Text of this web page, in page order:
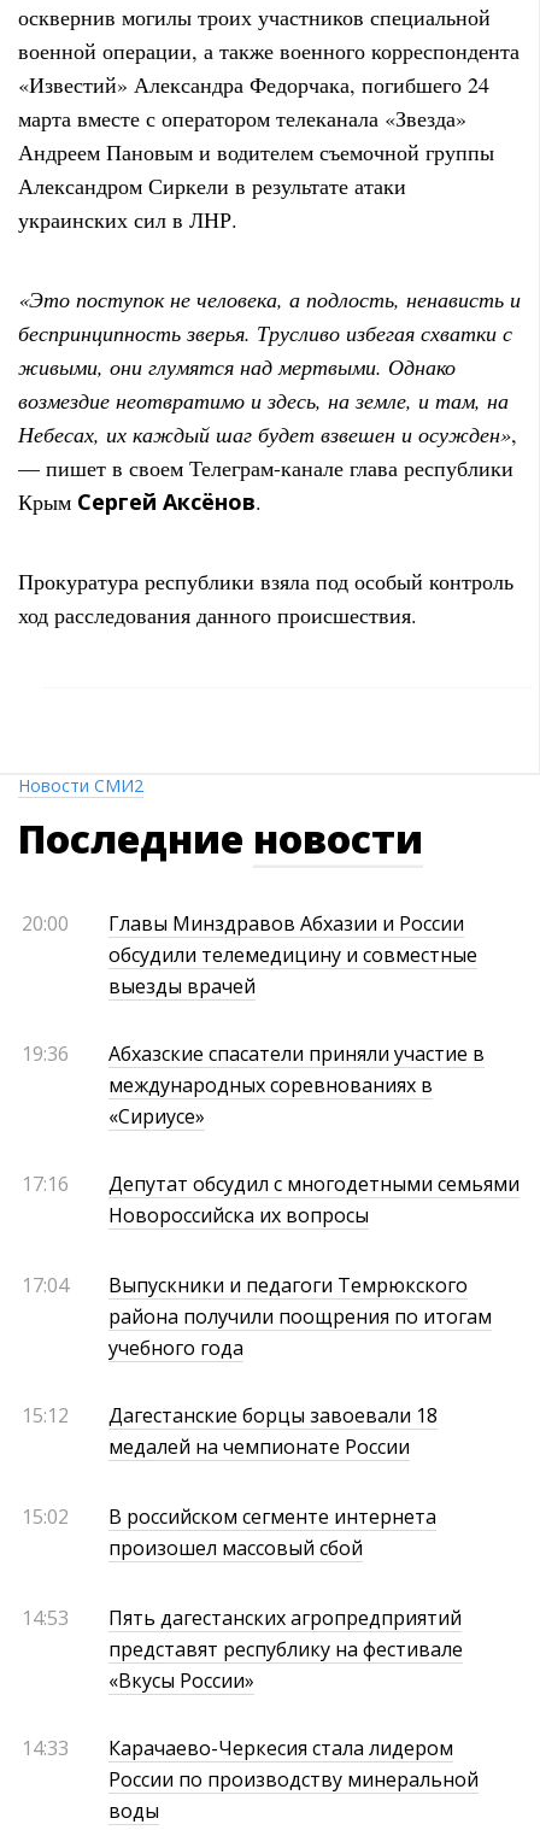
осквернив могилы троих участников специальной
военной операции, а также военного корреспондента
«Известий» Александра Федорчака, погибшего 24
марта вместе с оператором телеканала «Звезда»
Андреем Пановым и водителем съемочной группы
Александром Сиркели в результате атаки
украинских сил в ЛНР.
«Это поступок не человека, а подлость, ненависть и
беспринципность зверья. Трусливо избегая схватки с
живыми, они глумятся над мертвыми. Однако
возмездие неотвратимо и здесь, на земле, и там, на
Небесах, их каждый шаг будет взвешен и осужден»,
— пишет в своем Телеграм-канале глава республики
Крым Сергей Аксёнов.
Прокуратура республики взяла под особый контроль
ход расследования данного происшествия.
Новости СМИ2
Последние новости
20:00
Главы Минздравов Абхазии и России
обсудили телемедицину и совместные
выезды врачей
19:36
Абхазские спасатели приняли участие в
международных соревнованиях в
«Сириусе»
17:16
Депутат обсудил с многодетными семьями
Новороссийска их вопросы
17:04
Выпускники и педагоги Темрюкского
района получили поощрения по итогам
учебного года
15:12
Дагестанские борцы завоевали 18
медалей на чемпионате России
15:02
В российском сегменте интернета
произошел массовый сбой
14:53
Пять дагестанских агропредприятий
представят республику на фестивале
«Вкусы России»
14:33
Карачаево-Черкесия стала лидером
России по производству минеральной
воды